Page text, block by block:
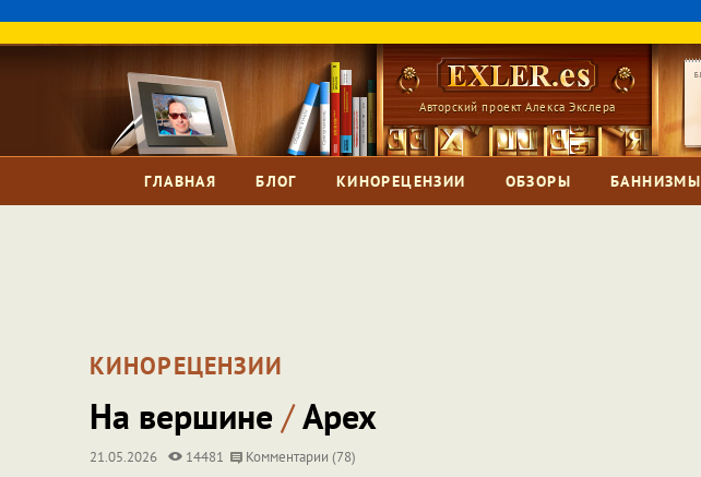
Авторский проект Алекса Экслера
ГЛАВНАЯ БЛОГ КИНОРЕЦЕНЗИИ ОБЗОРЫ БАННИЗМЫ
КИНОРЕЦЕНЗИИ
На вершине/Apex
21.05.2026 14481 Комментарии (78)